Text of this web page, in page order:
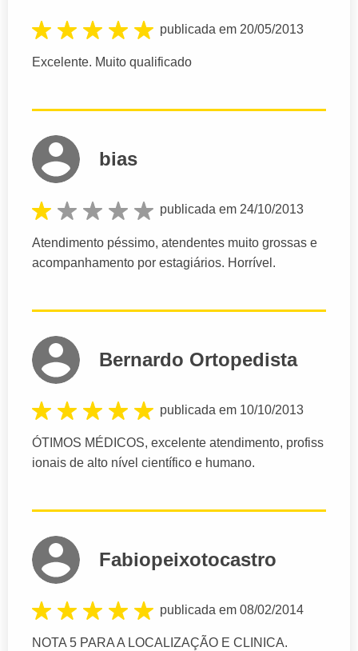
publicada em 20/05/2013
Excelente. Muito qualificado
bias
publicada em 24/10/2013
Atendimento péssimo, atendentes muito grossas e
acompanhamento por estagiários. Horrível.
Bernardo Ortopedista
publicada em 10/10/2013
ÓTIMOS MÉDICOS, excelente atendimento, profiss
ionais de alto nível científico e humano.
Fabiopeixotocastro
publicada em 08/02/2014
NOTA 5 PARA A LOCALIZAÇÃO E CLINICA.